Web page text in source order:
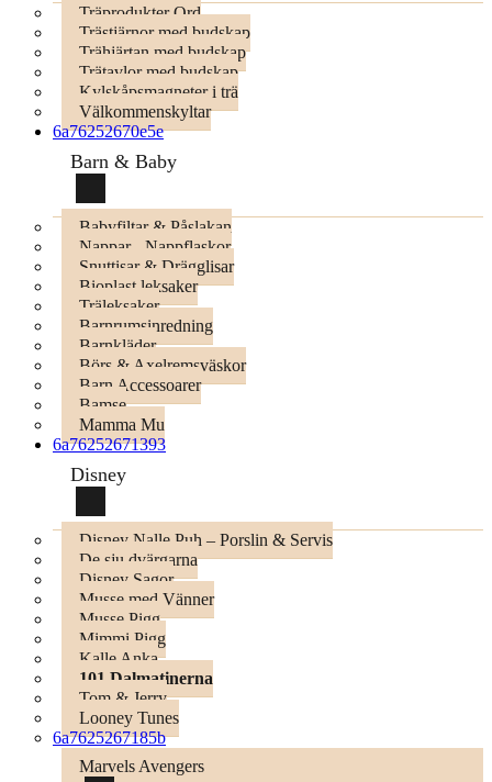
Träprodukter Ord
Trästjärnor med budskap
Trähjärtan med budskap
Trätavlor med budskap
Kylskåpsmagneter i trä
Välkommenskyltar
6a76252670e5e
Barn & Baby
Babyfiltar & Påslakan
Nappar - Nappflaskor
Snuttisar & Drägglisar
Bioplast leksaker
Träleksaker
Barnrumsinredning
Barnkläder
Börs & Axelremsväskor
Barn Accessoarer
Bamse
Mamma Mu
6a76252671393
Disney
Disney Nalle Puh – Porslin & Servis
De sju dvärgarna
Disney Sagor
Musse med Vänner
Musse Pigg
Mimmi Pigg
Kalle Anka
101 Dalmatinerna
Tom & Jerry
Looney Tunes
6a7625267185b
Marvels Avengers